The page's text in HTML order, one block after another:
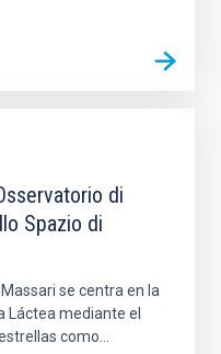
di
Spazio di
Massari se centra en la
Láctea mediante el
como...